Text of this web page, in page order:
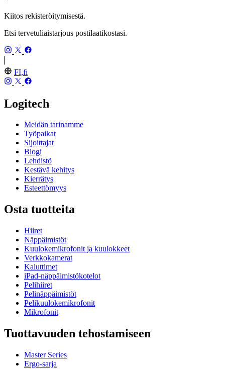
Kiitos rekisteröitymisestä.
Etsi tervetuliaistarjous postilaatikostasi.
FI,fi
Logitech
Meidän tarinamme
Työpaikat
Sijoittajat
Blogi
Lehdistö
Kestävä kehitys
Kierrätys
Esteettömyys
Osta tuotteita
Hiiret
Näppäimistöt
Kuulokemikrofonit ja kuulokkeet
Verkkokamerat
Kaiuttimet
iPad-näppäimistökotelot
Pelihiiret
Pelinäppäimistöt
Pelikuulokemikrofonit
Mikrofonit
Tuottavuuden tehostamiseen
Master Series
Ergo-sarja